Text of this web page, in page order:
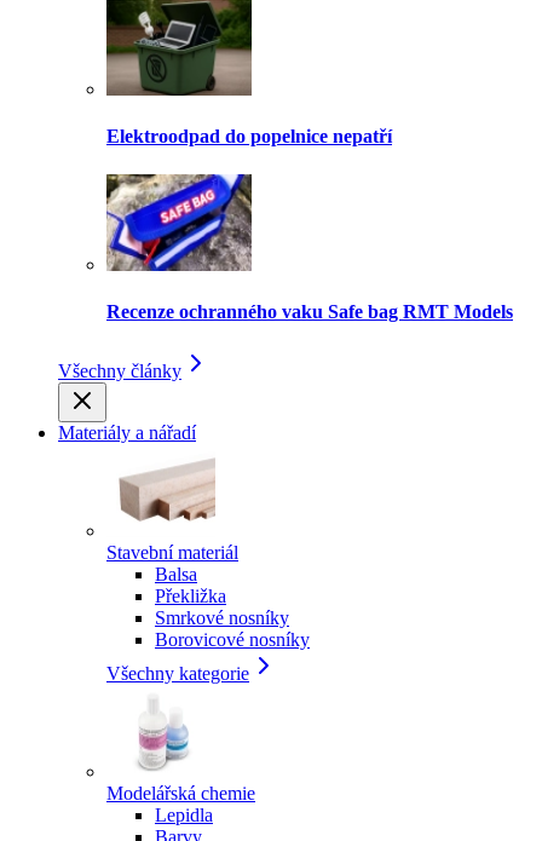
Elektroodpad do popelnice nepatří
Recenze ochranného vaku Safe bag RMT Models
Všechny články
Materiály a nářadí
Stavební materiál
Balsa
Překližka
Smrkové nosníky
Borovicové nosníky
Všechny kategorie
Modelářská chemie
Lepidla